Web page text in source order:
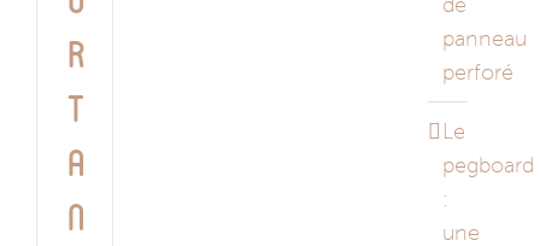
r
t
a
n
panneau
perforé
Le
pegboard
:
une